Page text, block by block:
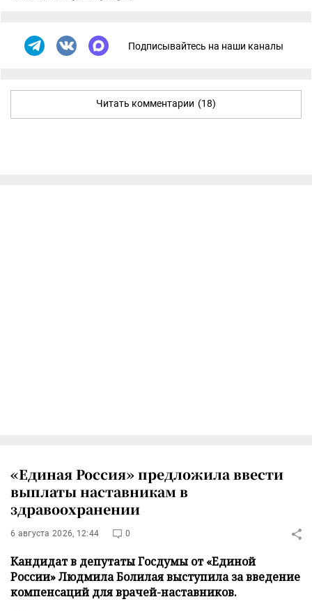
Подписывайтесь на наши каналы
Читать комментарии (18)
«Единая Россия» предложила ввести
выплаты наставникам в
здравоохранении
6 августа 2026, 12:44 0
Кандидат в депутаты Госдумы от «Единой
России» Людмила Болилая выступила за введение
компенсаций для врачей-наставников.